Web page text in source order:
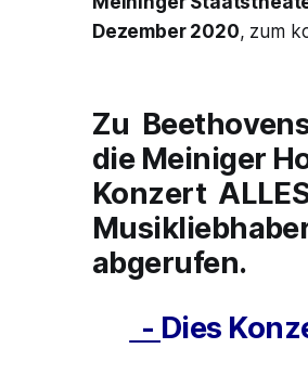
Dezember 2020, zum
Zu
die Meiniger
Konzert
abgerufen.
- Dies